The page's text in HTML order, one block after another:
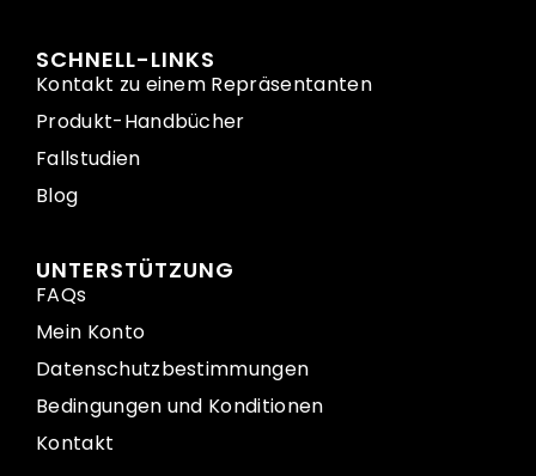
SCHNELL-LINKS
Kontakt zu einem Repräsentanten
Produkt-Handbücher
Fallstudien
Blog
UNTERSTÜTZUNG
FAQs
Mein Konto
Datenschutzbestimmungen
Bedingungen und Konditionen
Kontakt